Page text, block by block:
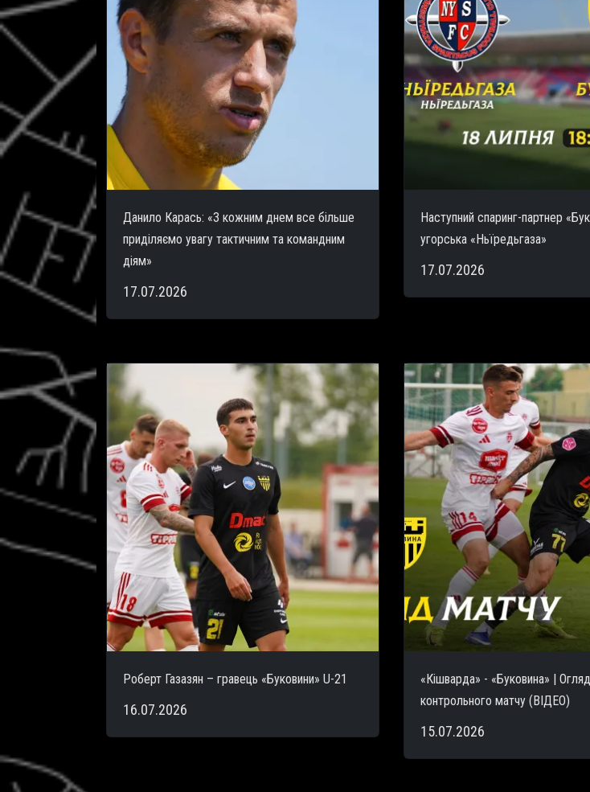
Данило Карась: «З кожним днем все більше
приділяємо увагу тактичним та командним
діям»
17.07.2026
Наступний спаринг-партнер
угорська «Ньїредьгаза»
17.07.2026
Роберт Газазян – гравець «Буковини» U-21
16.07.2026
«Кішварда» - «Буковина» | Огляд
контрольного матчу (ВІДЕО)
15.07.2026